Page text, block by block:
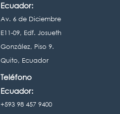
Ecuador:
Av. 6 de Diciembre
E11-09, Edf. Josueth
González, Piso 9.
Quito, Ecuador
Teléfono
Ecuador:
+593 98 457 9400